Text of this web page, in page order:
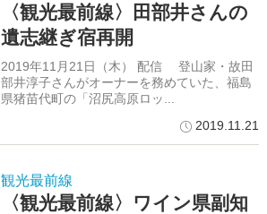
〈観光最前線〉田部井さんの
遺志継ぎ宿再開
2019年11月21日（木） 配信 登山家・故田
部井淳子さんがオーナーを務めていた、福島
県猪苗代町の「沼尻高原ロッ...
2019.11.21
観光最前線
〈観光最前線〉ワイン県副知